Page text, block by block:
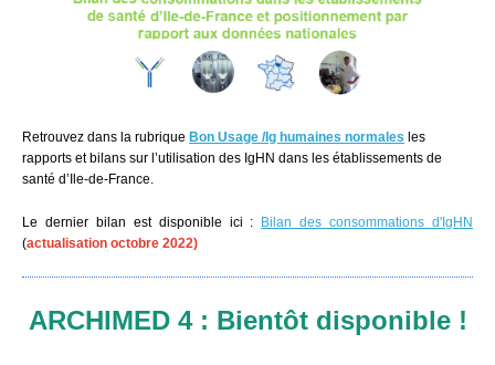
Retrouvez dans la rubrique Bon Usage /Ig humaines normales les
rapports et bilans sur l’utilisation des IgHN dans les établissements de
santé d’Ile-de-France.
Le dernier bilan est disponible ici :
Bilan des consommations d'IgHN
(actualisation octobre 2022)
ARCHIMED 4 : Bientôt disponible !